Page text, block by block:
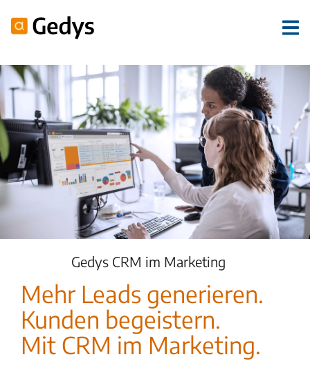
Gedys CRM im Marketing
Mehr Leads generieren.
Kunden begeistern.
Mit CRM im Marketing.